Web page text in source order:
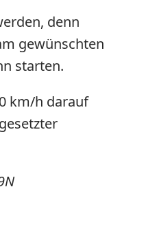
denn
gewünschten
starten.
km/h darauf